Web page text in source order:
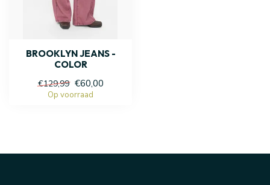
BROOKLYN JEANS -
COLOR
€129,99 €60,00
Op voorraad